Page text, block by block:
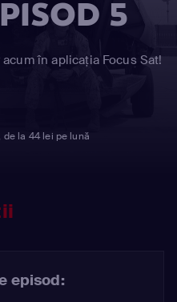
5
în aplicația Focus Sat!
la 44 lei pe lună
episod: